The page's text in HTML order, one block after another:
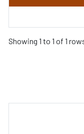
Showing 1 to 1 of 1